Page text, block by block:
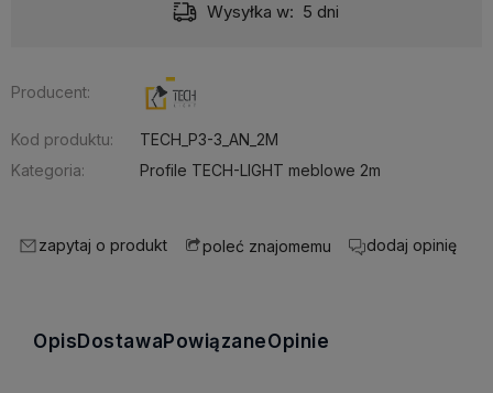
Wysyłka w: 5 dni
Producent:
Kod produktu:
TECH_P3-3_AN_2M
Kategoria:
Profile TECH-LIGHT meblowe 2m
zapytaj o produkt poleć znajomemu dodaj opinię
Opis Dostawa PowiązaneOpinie